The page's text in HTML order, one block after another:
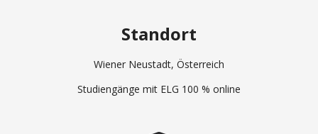
Standort
Wiener Neustadt, Österreich
Studiengänge mit ELG 100 % online